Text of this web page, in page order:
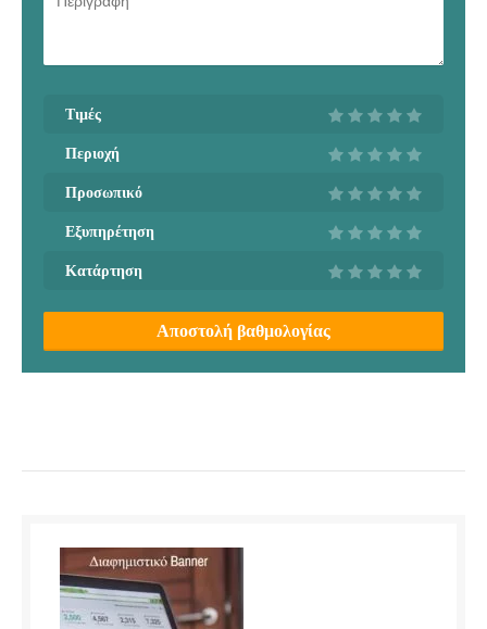
Τιμές
Περιοχή
Προσωπικό
Εξυπηρέτηση
Κατάρτηση
Αποστολή βαθμολογίας